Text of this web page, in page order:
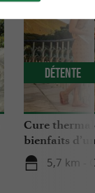
Cure
bienfaits
naturelle et
5,7 km -
Détente